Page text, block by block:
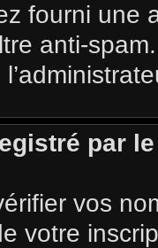
fourni une
anti-
par
vos
votre